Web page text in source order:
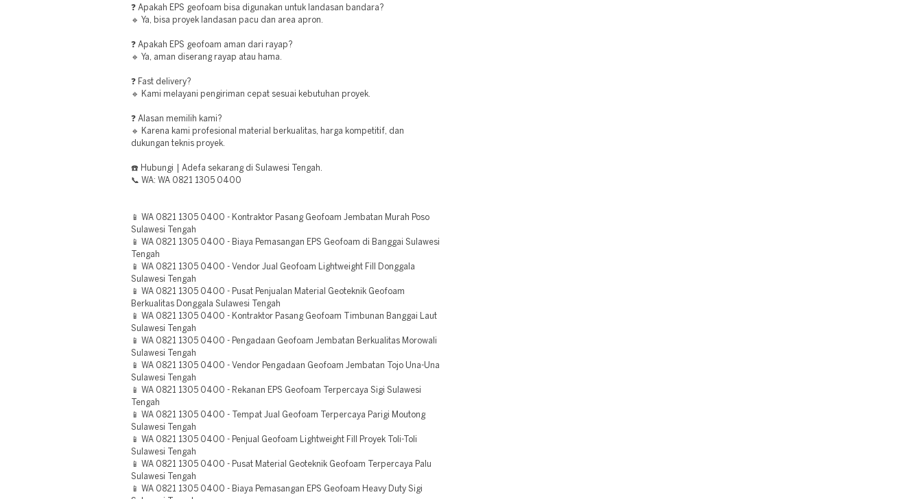
❓ Apakah EPS geofoam bisa digunakan untuk landasan bandara?
🔹 Ya, bisa proyek landasan pacu dan area apron.
❓ Apakah EPS geofoam aman dari rayap?
🔹 Ya, aman diserang rayap atau hama.
❓ Fast delivery?
🔹 Kami melayani pengiriman cepat sesuai kebutuhan proyek.
❓ Alasan memilih kami?
🔹 Karena kami profesional material berkualitas, harga kompetitif, dan
dukungan teknis proyek.
☎️ Hubungi | Adefa sekarang di Sulawesi Tengah.
📞 WA: WA 0821 1305 0400
📱 WA 0821 1305 0400 - Kontraktor Pasang Geofoam Jembatan Murah Poso
Sulawesi Tengah
📱 WA 0821 1305 0400 - Biaya Pemasangan EPS Geofoam di Banggai Sulawesi
Tengah
📱 WA 0821 1305 0400 - Vendor Jual Geofoam Lightweight Fill Donggala
Sulawesi Tengah
📱 WA 0821 1305 0400 - Pusat Penjualan Material Geoteknik Geofoam
Berkualitas Donggala Sulawesi Tengah
📱 WA 0821 1305 0400 - Kontraktor Pasang Geofoam Timbunan Banggai Laut
Sulawesi Tengah
📱 WA 0821 1305 0400 - Pengadaan Geofoam Jembatan Berkualitas Morowali
Sulawesi Tengah
📱 WA 0821 1305 0400 - Vendor Pengadaan Geofoam Jembatan Tojo Una-Una
Sulawesi Tengah
📱 WA 0821 1305 0400 - Rekanan EPS Geofoam Terpercaya Sigi Sulawesi
Tengah
📱 WA 0821 1305 0400 - Tempat Jual Geofoam Terpercaya Parigi Moutong
Sulawesi Tengah
📱 WA 0821 1305 0400 - Penjual Geofoam Lightweight Fill Proyek Toli-Toli
Sulawesi Tengah
📱 WA 0821 1305 0400 - Pusat Material Geoteknik Geofoam Terpercaya Palu
Sulawesi Tengah
📱 WA 0821 1305 0400 - Biaya Pemasangan EPS Geofoam Heavy Duty Sigi